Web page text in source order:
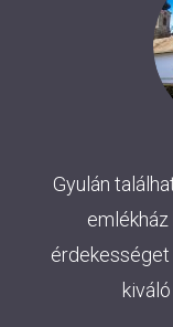
Gyulán
érdekességet